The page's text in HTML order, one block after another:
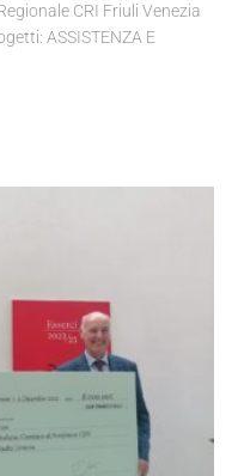
CRI Friuli Venezia
ASSISTENZA E